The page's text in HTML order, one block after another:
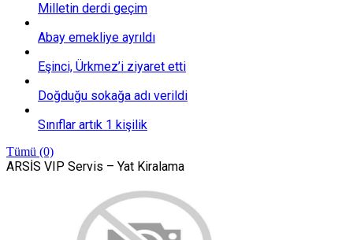
Milletin derdi geçim
Abay emekliye ayrıldı
Eşinci, Ürkmez’i ziyaret etti
Doğduğu sokağa adı verildi
Sınıflar artık 1 kişilik
Tümü (0)
ARSİS VIP Servis – Yat Kiralama